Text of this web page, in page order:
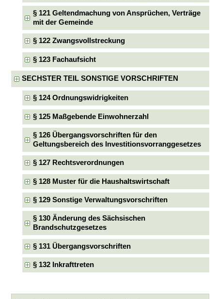
§ 121 Geltendmachung von Ansprüchen, Verträge
mit der Gemeinde
§ 122 Zwangsvollstreckung
§ 123 Fachaufsicht
SECHSTER TEIL SONSTIGE VORSCHRIFTEN
§ 124 Ordnungswidrigkeiten
§ 125 Maßgebende Einwohnerzahl
§ 126 Übergangsvorschriften für den
Geltungsbereich des Investitionsvorranggesetzes
§ 127 Rechtsverordnungen
§ 128 Muster für die Haushaltswirtschaft
§ 129 Sonstige Verwaltungsvorschriften
§ 130 Änderung des Sächsischen
Brandschutzgesetzes
§ 131 Übergangsvorschriften
§ 132 Inkrafttreten